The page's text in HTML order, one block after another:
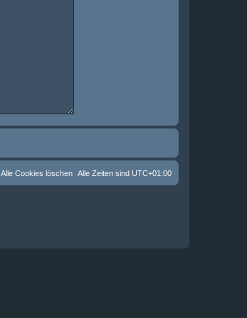
Alle Zeiten sind UTC+01:00
Alle Cookies löschen